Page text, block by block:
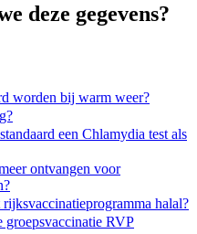
deze gegevens?
worden bij warm weer?
een Chlamydia test als
ontvangen voor
halal?
groepsvaccinatie RVP